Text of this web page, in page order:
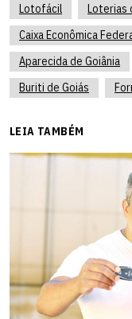
Lotofácil
Loterias
Caixa Econômica
Aparecida de Goiânia
Buriti de Goiás
LEIA TAMBÉM